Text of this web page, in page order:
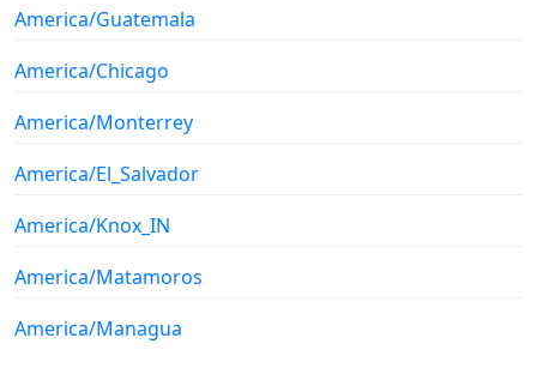
America/Guatemala
America/Chicago
America/Monterrey
America/El_Salvador
America/Knox_IN
America/Matamoros
America/Managua